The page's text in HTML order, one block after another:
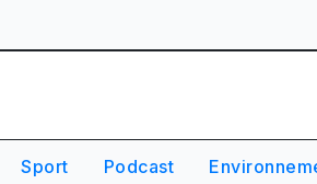
Sport Podcast